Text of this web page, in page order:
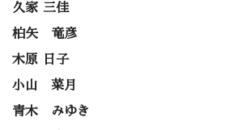
久家 三佳
柏矢 竜彦
木原 日子
小山 菜月
青木 みゆき